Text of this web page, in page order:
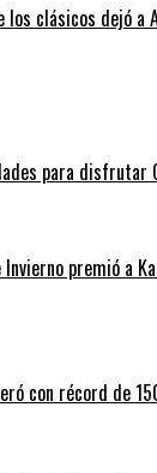
los clásicos dejó a
para disfrutar
Invierno premió a
con récord de